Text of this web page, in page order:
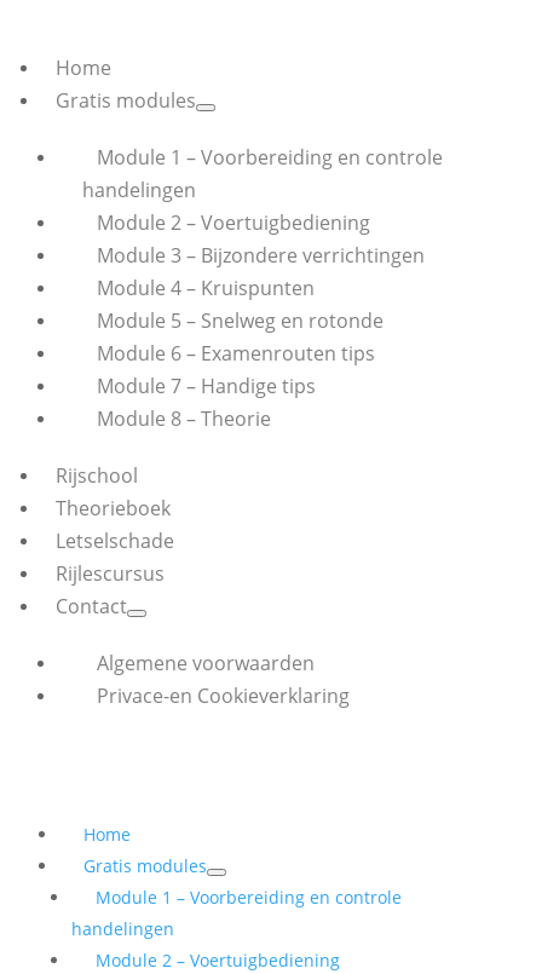
Home
Gratis modules
Module 1 – Voorbereiding en controle
handelingen
Module 2 – Voertuigbediening
Module 3 – Bijzondere verrichtingen
Module 4 – Kruispunten
Module 5 – Snelweg en rotonde
Module 6 – Examenrouten tips
Module 7 – Handige tips
Module 8 – Theorie
Rijschool
Theorieboek
Letselschade
Rijlescursus
Contact
Algemene voorwaarden
Privace-en Cookieverklaring
Home
Gratis modules
Module 1 – Voorbereiding en controle
handelingen
Module 2 – Voertuigbediening